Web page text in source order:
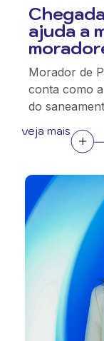
ajuda a
Morador de
conta como
do
veja mais